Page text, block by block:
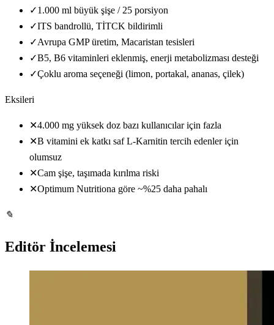
✓1.000 ml büyük şişe / 25 porsiyon
✓ITS bandrollü, TİTCK bildirimli
✓Avrupa GMP üretim, Macaristan tesisleri
✓B5, B6 vitaminleri eklenmiş, enerji metabolizması desteği
✓Çoklu aroma seçeneği (limon, portakal, ananas, çilek)
Eksileri
✕4.000 mg yüksek doz bazı kullanıcılar için fazla
✕B vitamini ek katkı saf L-Karnitin tercih edenler için
olumsuz
✕Cam şişe, taşımada kırılma riski
✕Optimum Nutritiona göre ~%25 daha pahalı
✎
Editör İncelemesi